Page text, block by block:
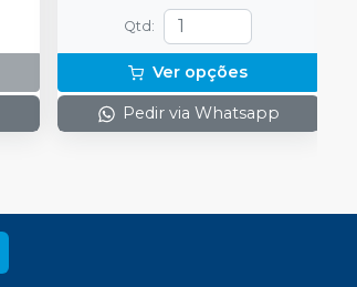
Qtd :
Ver opções
Pedir via Whatsapp